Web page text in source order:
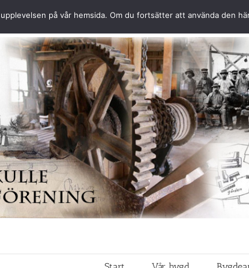
på vår hemsida. Om du fortsätter att använda den